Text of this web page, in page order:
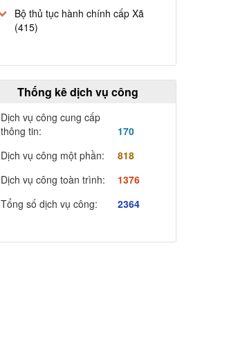
Bộ thủ tục hành chính cấp Xã
(415)
Thống kê dịch vụ công
Dịch vụ công cung cấp
thông tin:
170
Dịch vụ công một phần:
818
Dịch vụ công toàn trình:
1376
Tổng số dịch vụ công:
2364